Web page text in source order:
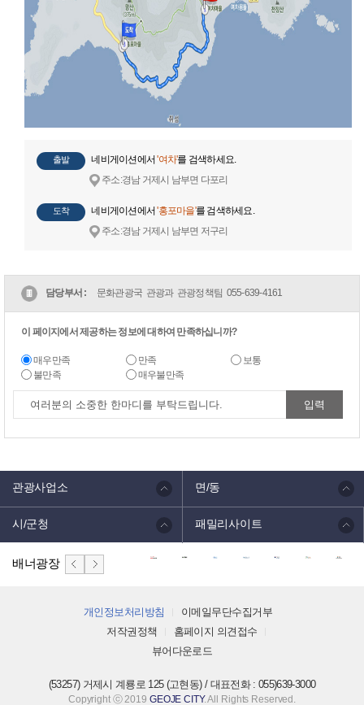
출발 네비게이션에서'여차'를 검색하세요.
주소:경남 거제시 남부면 다포리
도착 네비게이션에서'홍포마을'를 검색하세요.
주소:경남 거제시 남부면 저구리
담당부서 : 문화관광국 관광과 관광정책팀 055-639-4161
이 페이지에서 제공하는 정보에 대하여 만족하십니까?
매우만족 만족
보통
불만족
매우불만족
관광사업소 면/동
시/군청 패밀리사이트
배너광장
개인정보처리방침
이메일무단수집거부
저작권정책
홈페이지 의견접수
뷰어다운로드
(53257) 거제시 계룡로 125 (고현동) / 대표전화 : 055)639-3000
Copyright ⓒ 2019 GEOJE CITY. All Rights Reserved.